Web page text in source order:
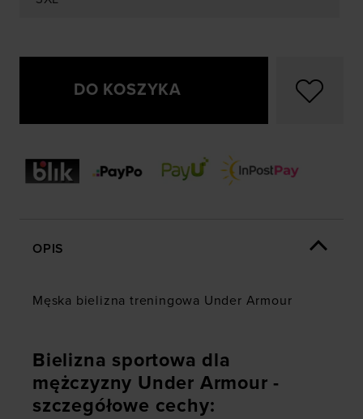
DO KOSZYKA
OPIS
Męska bielizna treningowa Under Armour
Bielizna sportowa dla
mężczyzny Under Armour -
szczegółowe cechy: